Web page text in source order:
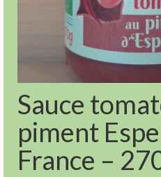
Sauce
piment
France –